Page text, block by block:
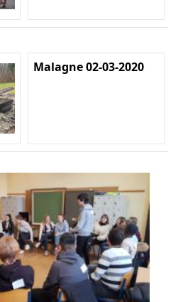
Malagne 02-03-2020